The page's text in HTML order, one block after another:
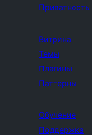
Приватность
Витрина
Темы
Плагины
Паттерны
Обучение
Поддержка